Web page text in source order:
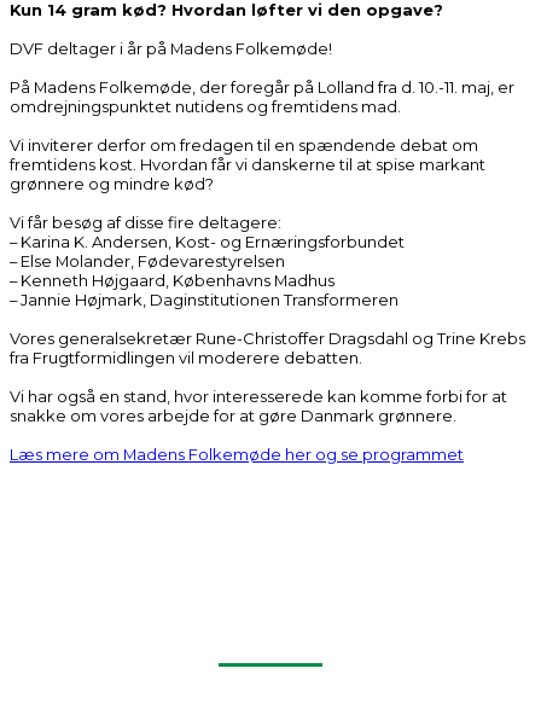
Kun 14 gram kød? Hvordan løfter vi den opgave?
DVF deltager i år på Madens Folkemøde!
På Madens Folkemøde, der foregår på Lolland fra d. 10.-11. maj, er
omdrejningspunktet nutidens og fremtidens mad.
Vi inviterer derfor om fredagen til en spændende debat om
fremtidens kost. Hvordan får vi danskerne til at spise markant
grønnere og mindre kød?
Vi får besøg af disse fire deltagere:
– Karina K. Andersen, Kost- og Ernæringsforbundet
– Else Molander, Fødevarestyrelsen
– Kenneth Højgaard, Københavns Madhus
– Jannie Højmark, Daginstitutionen Transformeren
Vores generalsekretær Rune-Christoffer Dragsdahl og Trine Krebs
fra Frugtformidlingen vil moderere debatten.
Vi har også en stand, hvor interesserede kan komme forbi for at
snakke om vores arbejde for at gøre Danmark grønnere.
Læs mere om Madens Folkemøde her og se programmet